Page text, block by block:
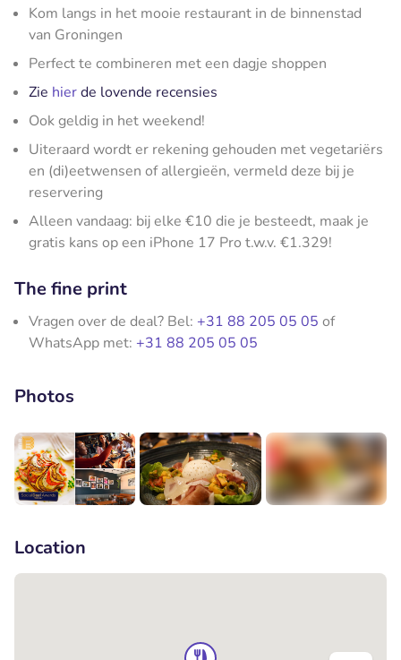
Kom langs in het mooie restaurant in de binnenstad
van Groningen
Perfect te combineren met een dagje shoppen
Zie hierde lovende recensies
Ook geldig in het weekend!
Uiteraard wordt er rekening gehouden met vegetariërs
en (di)eetwensen of allergieën, vermeld deze bij je
reservering
Alleen vandaag: bij elke €10 die je besteedt, maak je
gratis kans op een iPhone 17 Pro t.w.v. €1.329!
The fine print
Vragen over de deal? Bel: +31 88 205 05 05 of
WhatsApp met: +31 88 205 05 05
Photos
Location